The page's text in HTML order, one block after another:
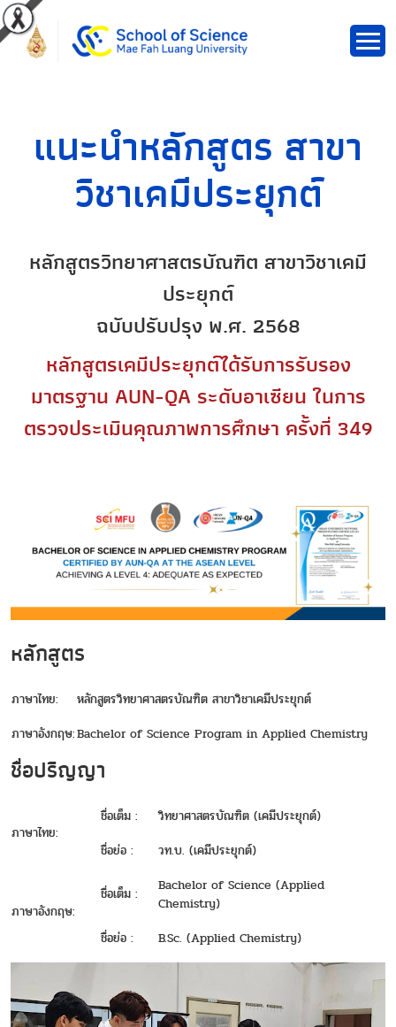
แนะนำหลักสูตร สาขา
วิชาเคมีประยุกต์
หลักสูตรวิทยาศาสตรบัณฑิต สาขาวิชาเคมี
ประยุกต์
ฉบับปรับปรุง พ.ศ. 2568
หลักสูตรเคมีประยุกต์ได้รับการรับรอง
มาตรฐาน AUN-QA ระดับอาเซียน ในการ
ตรวจประเมินคุณภาพการศึกษา ครั้งที่ 349
หลักสูตร
ภาษาไทย:
หลักสูตรวิทยาศาสตรบัณฑิต สาขาวิชาเคมีประยุกต์
ภาษาอังกฤษ:Bachelor of Science Program in Applied Chemistry
ชื่อปริญญา
ภาษาไทย:
ชื่อเต็ม :
วิทยาศาสตรบัณฑิต (เคมีประยุกต์)
ชื่อย่อ :
วท.บ. (เคมีประยุกต์)
ภาษาอังกฤษ:
ชื่อเต็ม :
Bachelor of Science (Applied
Chemistry)
ชื่อย่อ :
B.Sc. (Applied Chemistry)